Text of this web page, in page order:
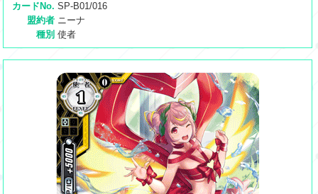
カードNo. SP-B01/016
盟約者 ニーナ
種別 使者